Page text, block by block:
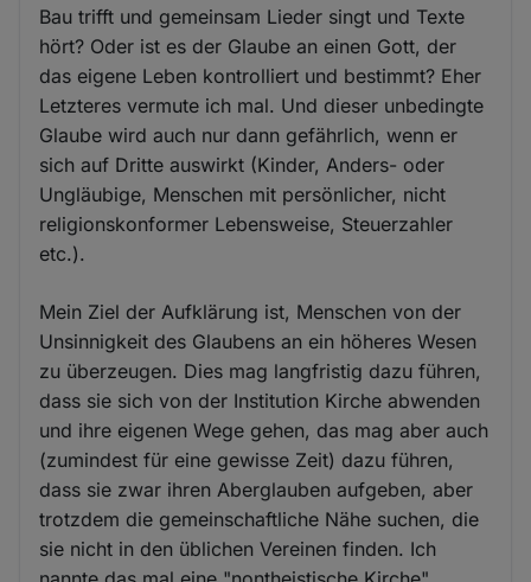
Bau trifft und gemeinsam Lieder singt und Texte
hört? Oder ist es der Glaube an einen Gott, der
das eigene Leben kontrolliert und bestimmt? Eher
Letzteres vermute ich mal. Und dieser unbedingte
Glaube wird auch nur dann gefährlich, wenn er
sich auf Dritte auswirkt (Kinder, Anders- oder
Ungläubige, Menschen mit persönlicher, nicht
religionskonformer Lebensweise, Steuerzahler
etc.).
Mein Ziel der Aufklärung ist, Menschen von der
Unsinnigkeit des Glaubens an ein höheres Wesen
zu überzeugen. Dies mag langfristig dazu führen,
dass sie sich von der Institution Kirche abwenden
und ihre eigenen Wege gehen, das mag aber auch
(zumindest für eine gewisse Zeit) dazu führen,
dass sie zwar ihren Aberglauben aufgeben, aber
trotzdem die gemeinschaftliche Nähe suchen, die
sie nicht in den üblichen Vereinen finden. Ich